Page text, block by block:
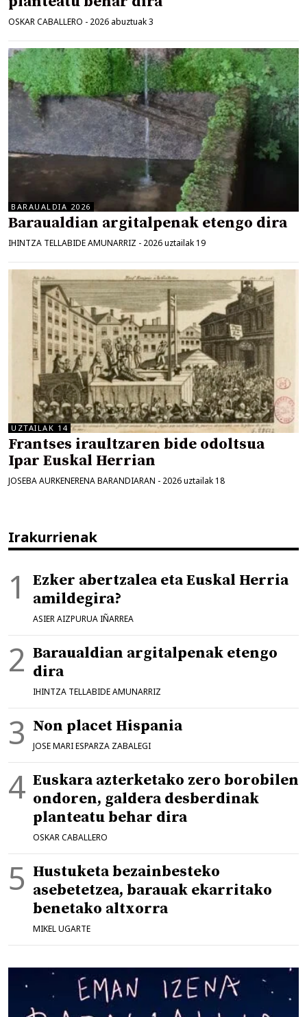
OSKAR CABALLERO - 2026 abuztuak 3
BARAUALDIA 2026
Baraualdian argitalpenak etengo dira
IHINTZA TELLABIDE AMUNARRIZ - 2026 uztailak 19
UZTAILAK 14
Frantses iraultzaren bide odoltsua
Ipar Euskal Herrian
JOSEBA AURKENERENA BARANDIARAN - 2026 uztailak 18
Irakurrienak
Ezker abertzalea eta Euskal Herria
amildegira?
ASIER AIZPURUA IÑARREA
Baraualdian argitalpenak etengo
dira
IHINTZA TELLABIDE AMUNARRIZ
Non placet Hispania
JOSE MARI ESPARZA ZABALEGI
Euskara azterketako zero borobilen
ondoren, galdera desberdinak
planteatu behar dira
OSKAR CABALLERO
Hustuketa bezainbesteko
asebetetzea, barauak ekarritako
benetako altxorra
MIKEL UGARTE